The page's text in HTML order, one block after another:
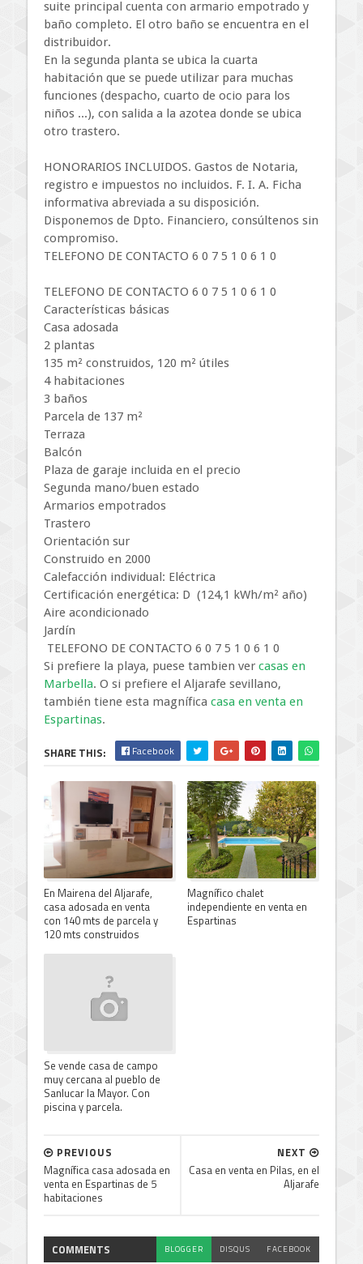
suite principal cuenta con armario empotrado y
baño completo. El otro baño se encuentra en el
distribuidor.
En la segunda planta se ubica la cuarta
habitación que se puede utilizar para muchas
funciones (despacho, cuarto de ocio para los
niños ...), con salida a la azotea donde se ubica
otro trastero.
HONORARIOS INCLUIDOS. Gastos de Notaria,
registro e impuestos no incluidos. F. I. A. Ficha
informativa abreviada a su disposición.
Disponemos de Dpto. Financiero, consúltenos sin
compromiso.
TELEFONO DE CONTACTO 6 0 7 5 1 0 6 1 0
TELEFONO DE CONTACTO 6 0 7 5 1 0 6 1 0
Características básicas
Casa adosada
2 plantas
135 m² construidos, 120 m² útiles
4 habitaciones
3 baños
Parcela de 137 m²
Terraza
Balcón
Plaza de garaje incluida en el precio
Segunda mano/buen estado
Armarios empotrados
Trastero
Orientación sur
Construido en 2000
Calefacción individual: Eléctrica
Certificación energética: D (124,1 kWh/m² año)
Aire acondicionado
Jardín
TELEFONO DE CONTACTO 6 0 7 5 1 0 6 1 0
Si prefiere la playa, puese tambien ver casas en
Marbella. O si prefiere el Aljarafe sevillano,
también tiene esta magnífica casa en venta en
Espartinas.
SHARE THIS: Facebook
En Mairena del Aljarafe,
casa adosada en venta
con 140 mts de parcela y
120 mts construidos
Magnífico chalet
independiente en venta en
Espartinas
Se vende casa de campo
muy cercana al pueblo de
Sanlucar la Mayor. Con
piscina y parcela.
NEXT
Casa en venta en Pilas, en el
Aljarafe
PREVIOUS
Magnífica casa adosada en
venta en Espartinas de 5
habitaciones
COMMENTS BLOGGER DISQUS FACEBOOK